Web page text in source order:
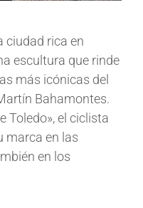
ciudad rica en
escultura que rinde
más icónicas del
Bahamontes.
Toledo», el ciclista
marca en las
en los